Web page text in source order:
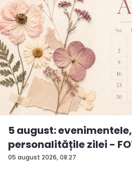
05 august 2026, 08:27
5 august:
personalitățile zilei -